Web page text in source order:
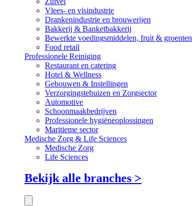
Vlees- en visindustrie
Drankenindustrie en brouwerijen
Bakkerij & Banketbakkerij
Bewerkte voedingsmiddelen, fruit & groenten
Food retail
Professionele Reiniging
Restaurant en catering
Hotel & Wellness
Gebouwen & Instellingen
Verzorgingstehuizen en Zorgsector
Automotive
Schoonmaakbedrijven
Professionele hygiëneoplossingen
Maritieme sector
Medische Zorg & Life Sciences
Medische Zorg
Life Sciences
Bekijk alle branches >